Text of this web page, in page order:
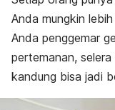
Anda mungkin
Anda penggemar
pertemanan,
kandung bisa jadi